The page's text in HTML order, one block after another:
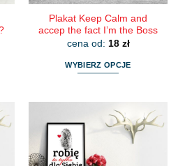
Plakat Keep Calm and
accep the fact I’m the Boss
cena od: 18 zł
WYBIERZ OPCJE
wiele
wariantów.
Opcje